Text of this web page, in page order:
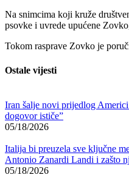
Na snimcima koji kruže
psovke i uvrede upućene
Tokom rasprave Zovko je
Ostale vijesti
Iran šalje novi prijedlog
dogovor ističe”
05/18/2026
Italija bi preuzela sve ključne
Antonio Zanardi Landi i zašto
05/18/2026